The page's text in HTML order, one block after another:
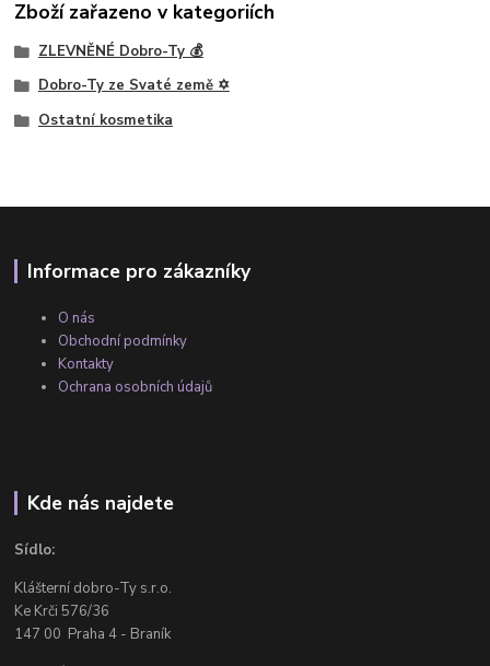
Zboží zařazeno v kategoriích
ZLEVNĚNÉ Dobro-Ty 💰
Dobro-Ty ze Svaté země ✡️
Ostatní kosmetika
Informace pro zákazníky
O nás
Obchodní podmínky
Kontakty
Ochrana osobních údajů
Kde nás najdete
Sídlo:
Klášterní dobro-Ty s.r.o.
Ke Krči 576/36
147 00 Praha 4 - Braník